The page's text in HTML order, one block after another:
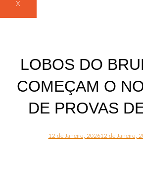
X
LOBOS DO
COMEÇAM O
DE PROVAS
12 de Janeiro, 202612 de Janeiro,